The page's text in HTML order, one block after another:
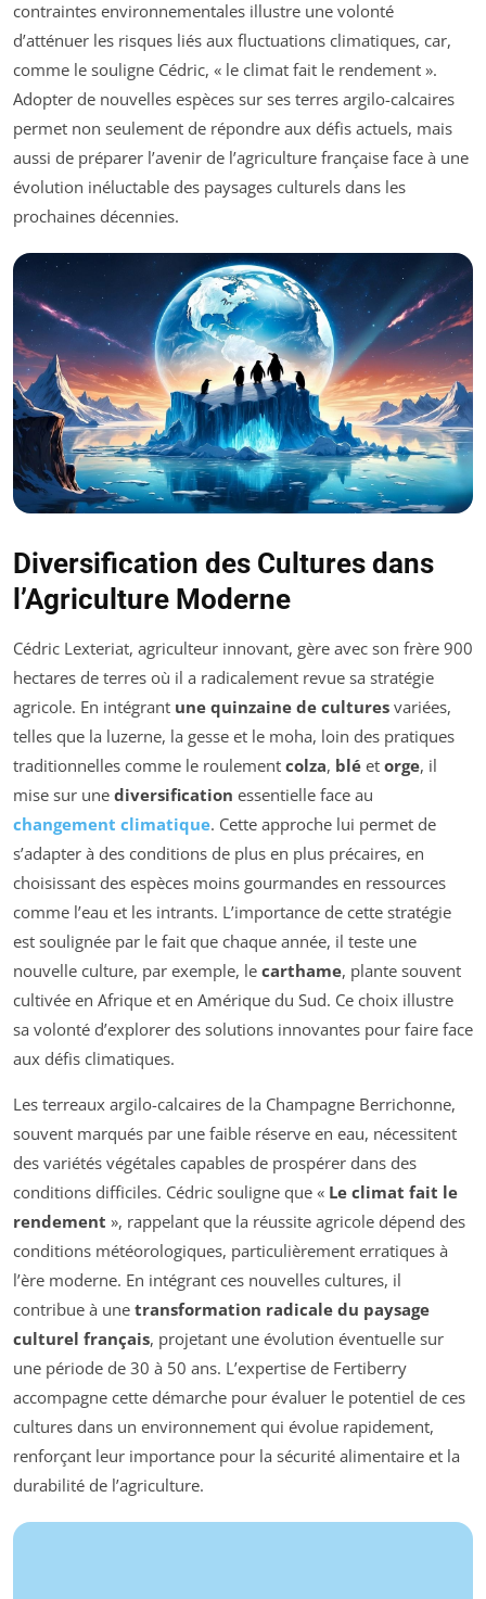
contraintes environnementales illustre une volonté
d’atténuer les risques liés aux fluctuations climatiques, car,
comme le souligne Cédric, « le climat fait le rendement ».
Adopter de nouvelles espèces sur ses terres argilo-calcaires
permet non seulement de répondre aux défis actuels, mais
aussi de préparer l’avenir de l’agriculture française face à une
évolution inéluctable des paysages culturels dans les
prochaines décennies.
Diversification des Cultures dans
l’Agriculture Moderne
Cédric Lexteriat, agriculteur innovant, gère avec son frère 900
hectares de terres où il a radicalement revue sa stratégie
agricole. En intégrant une quinzaine de cultures variées,
telles que la luzerne, la gesse et le moha, loin des pratiques
traditionnelles comme le roulement colza, blé et orge, il
mise sur une diversification essentielle face au
changement climatique. Cette approche lui permet de
s’adapter à des conditions de plus en plus précaires, en
choisissant des espèces moins gourmandes en ressources
comme l’eau et les intrants. L’importance de cette stratégie
est soulignée par le fait que chaque année, il teste une
nouvelle culture, par exemple, le carthame, plante souvent
cultivée en Afrique et en Amérique du Sud. Ce choix illustre
sa volonté d’explorer des solutions innovantes pour faire face
aux défis climatiques.
Les terreaux argilo-calcaires de la Champagne Berrichonne,
souvent marqués par une faible réserve en eau, nécessitent
des variétés végétales capables de prospérer dans des
conditions difficiles. Cédric souligne que « Le climat fait le
rendement », rappelant que la réussite agricole dépend des
conditions météorologiques, particulièrement erratiques à
l’ère moderne. En intégrant ces nouvelles cultures, il
contribue à une transformation radicale du paysage
culturel français, projetant une évolution éventuelle sur
une période de 30 à 50 ans. L’expertise de Fertiberry
accompagne cette démarche pour évaluer le potentiel de ces
cultures dans un environnement qui évolue rapidement,
renforçant leur importance pour la sécurité alimentaire et la
durabilité de l’agriculture.